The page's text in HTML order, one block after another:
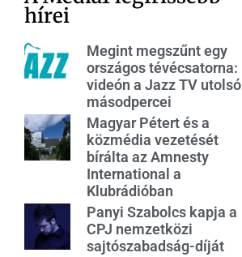
hírei
Megint megszűnt egy
országos tévécsatorna:
videón a Jazz TV utolsó
másodpercei
Magyar Pétert és a
közmédia vezetését
bírálta az Amnesty
International a
Klubrádióban
Panyi Szabolcs kapja a
CPJ nemzetközi
sajtószabadság-díját